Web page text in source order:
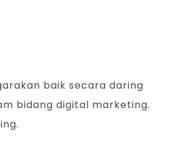
baik secara daring
bidang digital marketing.